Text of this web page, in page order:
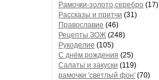
Рамочки-золото,серебро (17)
Рассказы и притчи (31)
Православие (46)
Рецепты ЗОЖ (248)
Рукоделие (105)
С днём рождения (25)
Салаты и закуски (119)
рамочки 'светлый фон' (70)